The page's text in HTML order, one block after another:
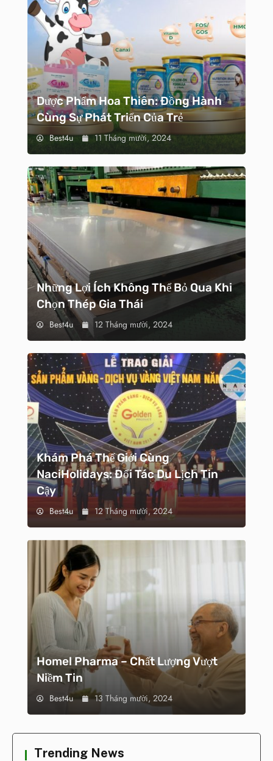
Dược Phẩm Hoa Thiên: Đồng Hành
Cùng Sự Phát Triển Của Trẻ
Best4u 11 Tháng mười, 2024
Những Lợi Ích Không Thể Bỏ Qua Khi
Chọn Thép Gia Thái
Best4u 12 Tháng mười, 2024
Khám Phá Thế Giới Cùng
NaciHolidays: Đối Tác Du Lịch Tin
Cậy
Best4u 12 Tháng mười, 2024
Homel Pharma – Chất Lượng Vượt
Niềm Tin
Best4u 13 Tháng mười, 2024
Trending News